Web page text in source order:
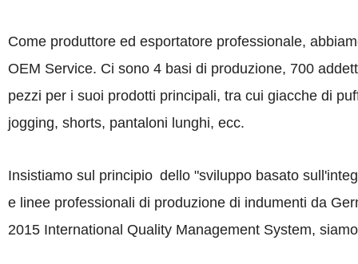
Come produttore ed esportatore professionale,
OEM Service. Ci sono 4 basi di produzione, 700
pezzi per i suoi prodotti principali, tra cui giacche di
jogging, shorts, pantaloni lunghi, ecc.
Insistiamo sul principio dello "sviluppo basato
e linee professionali di produzione di indumenti da
2015 International Quality Management System,